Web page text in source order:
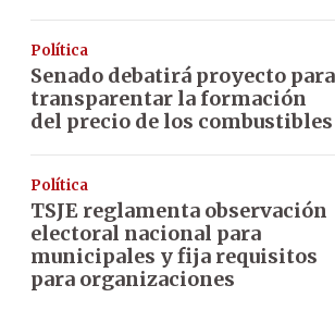
Política
Senado debatirá proyecto para
transparentar la formación
del precio de los combustibles
Política
TSJE reglamenta observación
electoral nacional para
municipales y fija requisitos
para organizaciones